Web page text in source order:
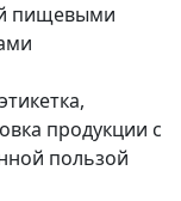
пищевыми
продукции с
пользой